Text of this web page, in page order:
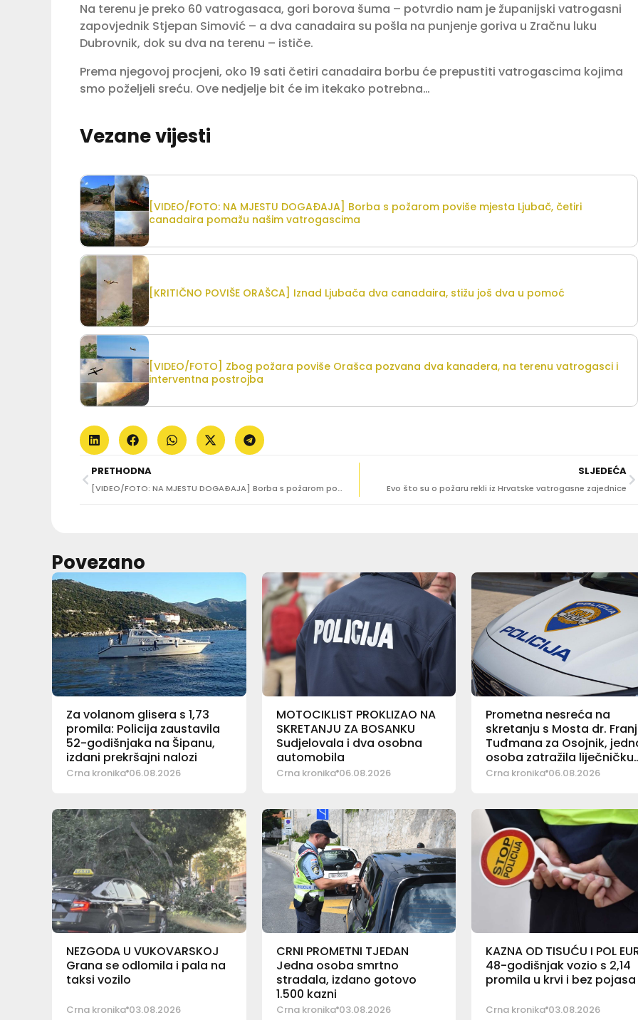
Na terenu je preko 60 vatrogasaca, gori borova šuma – potvrdio nam je županijski vatrogasni
zapovjednik Stjepan Simović – a dva canadaira su pošla na punjenje goriva u Zračnu luku
Dubrovnik, dok su dva na terenu – ističe.
Prema njegovoj procjeni, oko 19 sati četiri canadaira borbu će prepustiti vatrogascima kojima
smo poželjeli sreću. Ove nedjelje bit će im itekako potrebna…
Vezane vijesti
[VIDEO/FOTO: NA MJESTU DOGAĐAJA] Borba s požarom poviše mjesta Ljubač, četiri
canadaira pomažu našim vatrogascima
[KRITIČNO POVIŠE ORAŠCA] Iznad Ljubača dva canadaira, stižu još dva u pomoć
[VIDEO/FOTO] Zbog požara poviše Orašca pozvana dva kanadera, na terenu vatrogasci i
interventna postrojba
PRETHODNA
[VIDEO/FOTO: NA MJESTU DOGAĐAJA] Borba s požarom poviše mjesta Ljubač, četiri canadaira pomažu našim vatrogascima
SLJEDEĆA
Evo što su o požaru rekli iz Hrvatske vatrogasne zajednice
Povezano
Za volanom glisera s 1,73
promila: Policija zaustavila
52-godišnjaka na Šipanu,
izdani prekršajni nalozi
Crna kronika 06.08.2026
MOTOCIKLIST PROKLIZAO NA
SKRETANJU ZA BOSANKU
Sudjelovala i dva osobna
automobila
Crna kronika 06.08.2026
Prometna nesreća na
skretanju s Mosta dr.
Tuđmana za Osojnik,
osoba zatražila liječničku
pomoć
Crna kronika 06.08.2026
NEZGODA U VUKOVARSKOJ
Grana se odlomila i pala na
taksi vozilo
Crna kronika 03.08.2026
CRNI PROMETNI TJEDAN
Jedna osoba smrtno
stradala, izdano gotovo
1.500 kazni
Crna kronika 03.08.2026
KAZNA OD TISUĆU I POL
48-godišnjak vozio s 2,14
promila u krvi i bez pojasa
Crna kronika 03.08.2026